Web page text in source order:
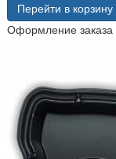
Перейти в корзину
Оформление заказа